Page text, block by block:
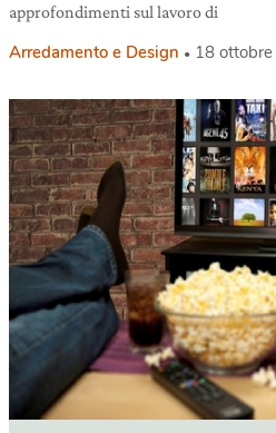
approfondimenti sul lavoro di
Arredamento e Design 18